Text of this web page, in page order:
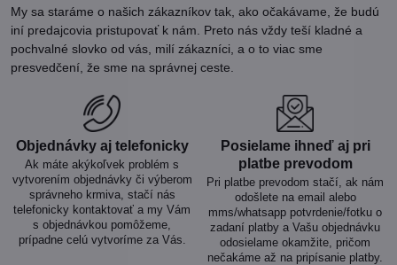
My sa staráme o našich zákazníkov tak, ako očakávame, že budú
iní predajcovia pristupovať k nám. Preto nás vždy teší kladné a
pochvalné slovko od vás, milí zákazníci, a o to viac sme
presvedčení, že sme na správnej ceste.
Objednávky aj telefonicky
Ak máte akýkoľvek problém s
vytvorením objednávky či výberom
správneho krmiva, stačí nás
telefonicky kontaktovať a my Vám
s objednávkou pomôžeme,
prípadne celú vytvoríme za Vás.
Posielame ihneď aj pri
platbe prevodom
Pri platbe prevodom stačí, ak nám
odošlete na email alebo
mms/whatsapp potvrdenie/fotku o
zadaní platby a Vašu objednávku
odosielame okamžite, pričom
nečakáme až na pripísanie platby.